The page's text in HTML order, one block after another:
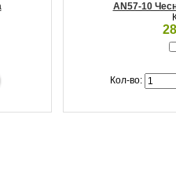
AN57-10
Кол-во: